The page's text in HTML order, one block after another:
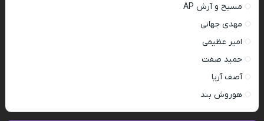
مسیح و آرش AP
مهدی جهانی
امیر عظیمی
حمید صفت
آصف آریا
هوروش بند